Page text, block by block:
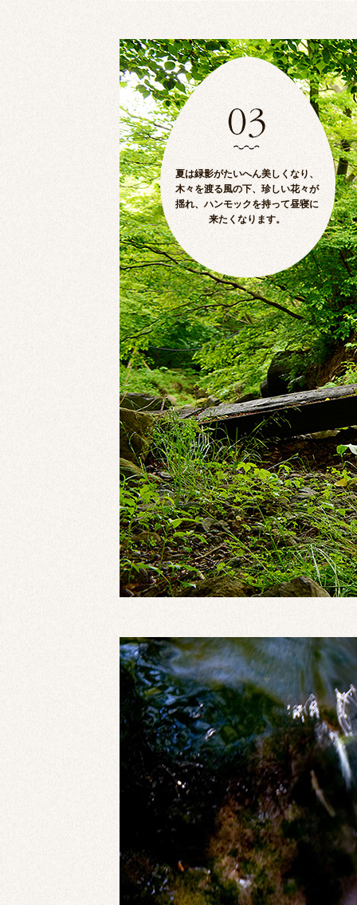
夏は緑影がたいへん美しくなり、
木々を渡る風の下、珍しい花々が
揺れ、ハンモックを持って昼寝に
来たくなります。